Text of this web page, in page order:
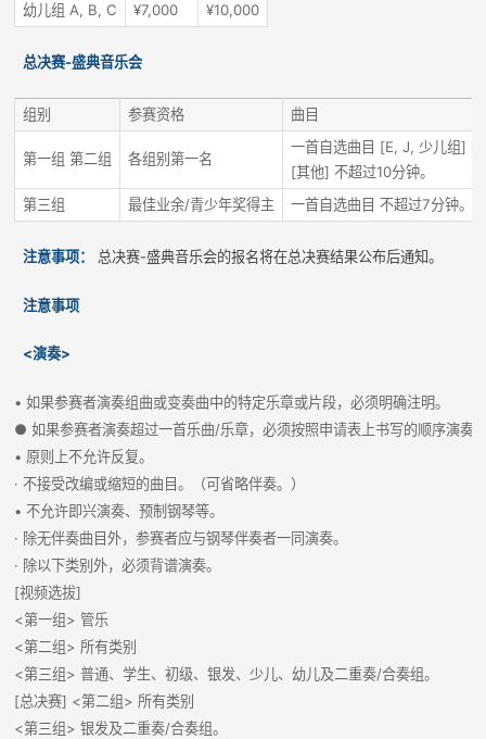
幼儿组 A, B, C
¥7,000 ¥10,000
总决赛-盛典音乐会
组别 参赛资格 曲目
第一组 第二组 各组别第一名
一首自选曲目 [E, J, 少儿组]
[其他] 不超过10分钟。
第三组
最佳业余/青少年奖得主 一首自选曲目 不超过7分钟。
注意事项： 总决赛-盛典音乐会的报名将在总决赛结果公布后通知。
注意事项
<演奏>
• 如果参赛者演奏组曲或变奏曲中的特定乐章或片段，必须明确注明。
● 如果参赛者演奏超过一首乐曲/乐章，必须按照申请表上书写的顺序演奏
• 原则上不允许反复。
· 不接受改编或缩短的曲目。（可省略伴奏。）
• 不允许即兴演奏、预制钢琴等。
· 除无伴奏曲目外，参赛者应与钢琴伴奏者一同演奏。
· 除以下类别外，必须背谱演奏。
[视频选拔]
<第一组> 管乐
<第二组> 所有类别
<第三组> 普通、学生、初级、银发、少儿、幼儿及二重奏/合奏组。
[总决赛] <第二组> 所有类别
<第三组> 银发及二重奏/合奏组。